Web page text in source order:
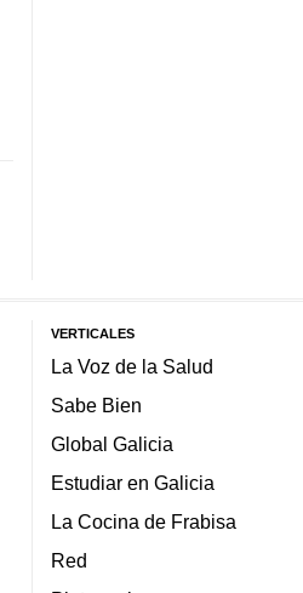
VERTICALES
La Voz de la Salud
Sabe Bien
Global Galicia
Estudiar en Galicia
La Cocina de Frabisa
Red